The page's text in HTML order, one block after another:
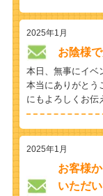
2025年1月
お陰様
本日、無事にイベ
本当にありがとう
にもよろしくお伝
2025年1月
お客様
いただ